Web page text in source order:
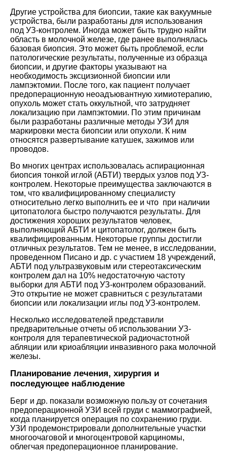
Другие устройства для биопсии, такие как вакуумные
устройства, были разработаны для использования
под УЗ-контролем. Иногда может быть трудно найти
область в молочной железе, где ранее выполнялась
базовая биопсия. Это может быть проблемой, если
патологические результаты, полученные из образца
биопсии, и другие факторы указывают на
необходимость эксцизионной биопсии или
лампэктомии. После того, как пациент получает
предоперационную неоадъювантную химиотерапию,
опухоль может стать оккультной, что затрудняет
локализацию при лампэктомии. По этим причинам
были разработаны различные методы УЗИ для
маркировки места биопсии или опухоли. К ним
относятся развертывание катушек, зажимов или
проводов.
Во многих центрах использовалась аспирационная
биопсия тонкой иглой (АБТИ) твердых узлов под УЗ-
контролем. Некоторые преимущества заключаются в
том, что квалифицированному специалисту
относительно легко выполнить ее и что при наличии
цитопатолога быстро получаются результаты. Для
достижения хороших результатов человек,
выполняющий АБТИ и цитопатолог, должен быть
квалифицированным. Некоторые группы достигли
отличных результатов. Тем не менее, в исследовании,
проведенном Писано и др. с участием 18 учреждений,
АБТИ под ультразвуковым или стереотаксическим
контролем дал на 10% недостаточную частоту
выборки для АБТИ под УЗ-контролем образований.
Это открытие не может сравниться с результатами
биопсии или локализации иглы под УЗ-контролем.
Несколько исследователей представили
предварительные отчеты об использовании УЗ-
контроля для терапевтической радиочастотной
абляции или криоабляции инвазивного рака молочной
железы.
Планирование лечения, хирургия и
последующее наблюдение
Берг и др. показали возможную пользу от сочетания
предоперационной УЗИ всей груди с маммографией,
когда планируется операция по сохранению груди.
УЗИ продемонстрировали дополнительные участки
многоочаговой и многоцентровой карциномы,
облегчая предоперационное планирование.